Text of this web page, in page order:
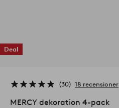
Deal
30 18 recensioner
MERCY dekoration 4-pack